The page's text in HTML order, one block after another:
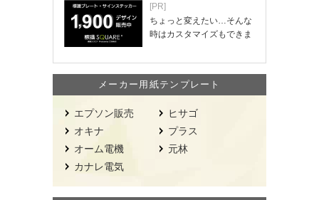
[PR]
ちょっと変えたい…そんな
時はカスタマイズもできま
メーカー用紙テンプレート
エプソン販売
オキナ
オーム電機
カナレ電気
ヒサゴ
プラス
元林